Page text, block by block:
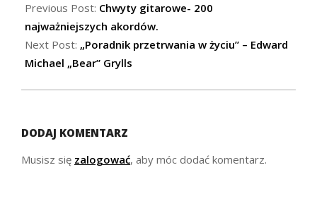
12-
26
Previous Post: Chwyty gitarowe- 200
najważniejszych akordów.
Next Post: „Poradnik przetrwania w życiu” – Edward
Michael „Bear” Grylls
DODAJ KOMENTARZ
Musisz się zalogować, aby móc dodać komentarz.